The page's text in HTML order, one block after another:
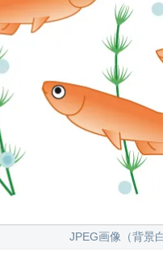
JPEG画像（背景